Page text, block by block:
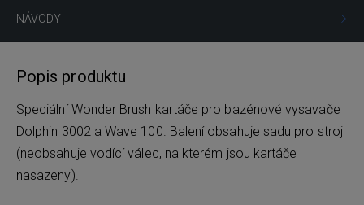
NÁVODY
Popis produktu
Speciální Wonder Brush kartáče pro bazénové vysavače
Dolphin 3002 a Wave 100. Balení obsahuje sadu pro stroj
(neobsahuje vodící válec, na kterém jsou kartáče
nasazeny).